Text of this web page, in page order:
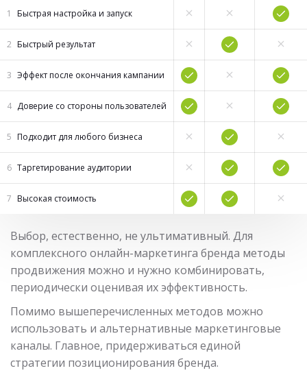
Быстрая настройка и запуск
Быстрый результат
Эффект после окончания кампании
Доверие со стороны пользователей
Подходит для любого бизнеса
Таргетирование аудитории
Высокая стоимость
Выбор, естественно, не ультимативный. Для
комплексного онлайн-маркетинга бренда методы
продвижения можно и нужно комбинировать,
периодически оценивая их эффективность.
Помимо вышеперечисленных методов можно
использовать и альтернативные маркетинговые
каналы. Главное, придерживаться единой
стратегии позиционирования бренда.